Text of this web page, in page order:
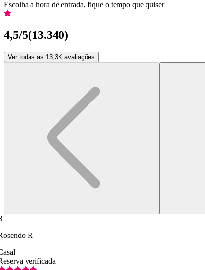
Escolha a hora de entrada, fique o tempo que quiser
4,5/5(13.340)
Ver todas as 13,3K avaliações
R
verificada